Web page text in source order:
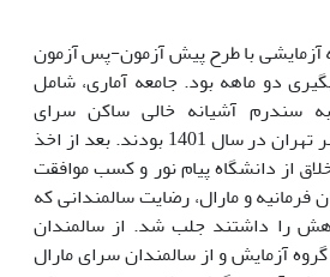
آزمایشی با طرح پیش آزمون-پس آزمون
دو ماهه بود. جامعه آماری، شامل
به سندرم آشیانه خالی ساکن سرای
1401 بودند. بعد از
اخذ
از دانشگاه پیام نور و کسب موافقت
و مارال، رضایت سالمندانی که
را داشتند جلب شد. از سالمندان
آزمایش و از سالمندان سرای مارال